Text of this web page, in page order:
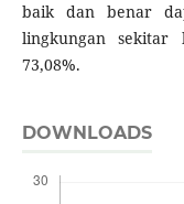
baik dan benar
lingkungan sekitar
73,08%.
DOWNLOADS